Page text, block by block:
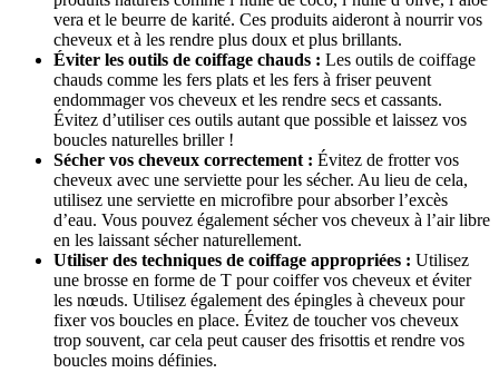
vera et le beurre de karité. Ces produits aideront à nourrir vos
cheveux et à les rendre plus doux et plus brillants.
Éviter les outils de coiffage chauds : Les outils de coiffage
chauds comme les fers plats et les fers à friser peuvent
endommager vos cheveux et les rendre secs et cassants.
Évitez d’utiliser ces outils autant que possible et laissez vos
boucles naturelles briller !
Sécher vos cheveux correctement : Évitez de frotter vos
cheveux avec une serviette pour les sécher. Au lieu de cela,
utilisez une serviette en microfibre pour absorber l’excès
d’eau. Vous pouvez également sécher vos cheveux à l’air libre
en les laissant sécher naturellement.
Utiliser des techniques de coiffage appropriées : Utilisez
une brosse en forme de T pour coiffer vos cheveux et éviter
les nœuds. Utilisez également des épingles à cheveux pour
fixer vos boucles en place. Évitez de toucher vos cheveux
trop souvent, car cela peut causer des frisottis et rendre vos
boucles moins définies.